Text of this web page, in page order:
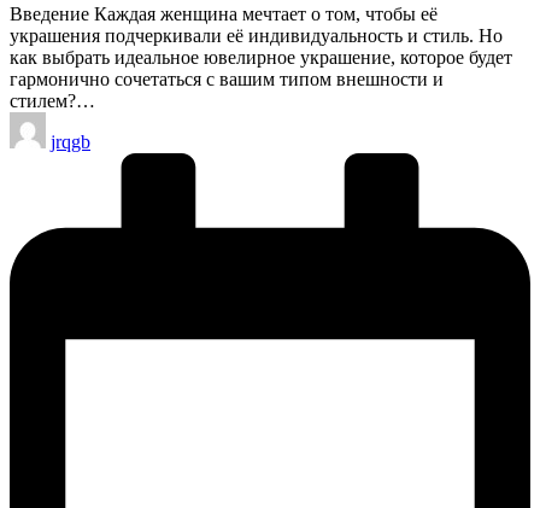
Введение Каждая женщина мечтает о том, чтобы её
украшения подчеркивали её индивидуальность и стиль. Но
как выбрать идеальное ювелирное украшение, которое будет
гармонично сочетаться с вашим типом внешности и
стилем?…
Запись
от
jrqgb